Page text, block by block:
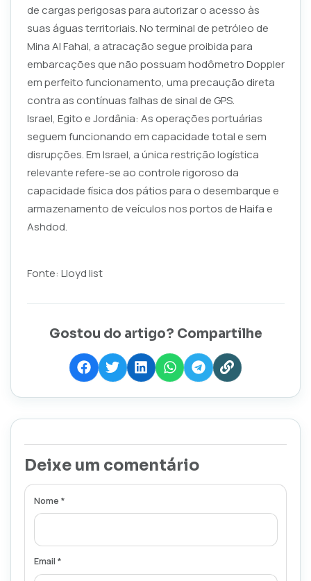
de cargas perigosas para autorizar o acesso às
suas águas territoriais. No terminal de petróleo de
Mina Al Fahal, a atracação segue proibida para
embarcações que não possuam hodômetro Doppler
em perfeito funcionamento, uma precaução direta
contra as contínuas falhas de sinal de GPS.
Israel, Egito e Jordânia: As operações portuárias
seguem funcionando em capacidade total e sem
disrupções. Em Israel, a única restrição logística
relevante refere-se ao controle rigoroso da
capacidade física dos pátios para o desembarque e
armazenamento de veículos nos portos de Haifa e
Ashdod.
Fonte: Lloyd list
Gostou do artigo? Compartilhe
Deixe um comentário
Nome *
Email *